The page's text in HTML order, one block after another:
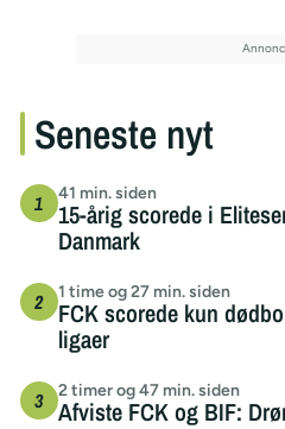
Seneste nyt
41 min. siden
15-årig scorede i
Danmark
1 time og 27 min. siden
FCK scorede kun
ligaer
2 timer og 47 min. siden
Afviste FCK og BIF: